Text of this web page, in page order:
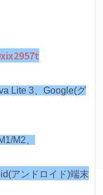
Lite 3、Google(グ
M2、
アンドロイド)端末